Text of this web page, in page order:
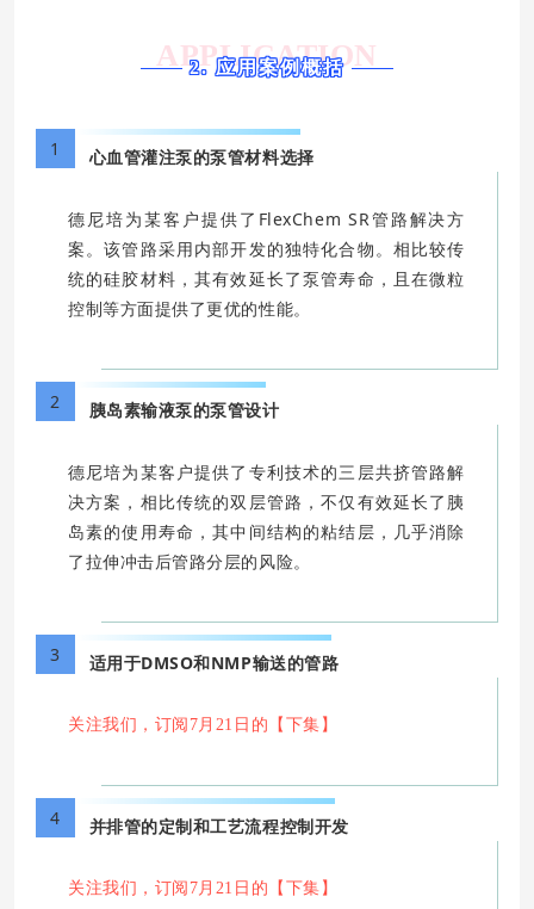
APPLICATION
2. 应用案例概括
1 心血管灌注泵的泵管材料选择
德尼培为某客户提供了FlexChem SR管路解决方
案。该管路采用内部开发的独特化合物。相比较传
统的硅胶材料，其有效延长了泵管寿命，且在微粒
控制等方面提供了更优的性能。
2 胰岛素输液泵的泵管设计
德尼培为某客户提供了专利技术的三层共挤管路解
决方案，相比传统的双层管路，不仅有效延长了胰
岛素的使用寿命，其中间结构的粘结层，几乎消除
了拉伸冲击后管路分层的风险。
3 适用于DMSO和NMP输送的管路
关注我们，订阅7月21日的【下集】
4 并排管的定制和工艺流程控制开发
关注我们，订阅7月21日的【下集】